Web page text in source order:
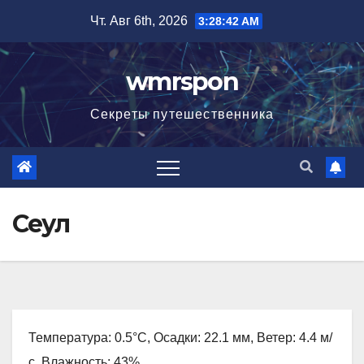
содержимому
Чт. Авг 6th, 2026 3:28:43 AM
wmrspon
Секреты путешественника
Сеул
Температура: 0.5°C, Осадки: 22.1 мм, Ветер: 4.4 м/